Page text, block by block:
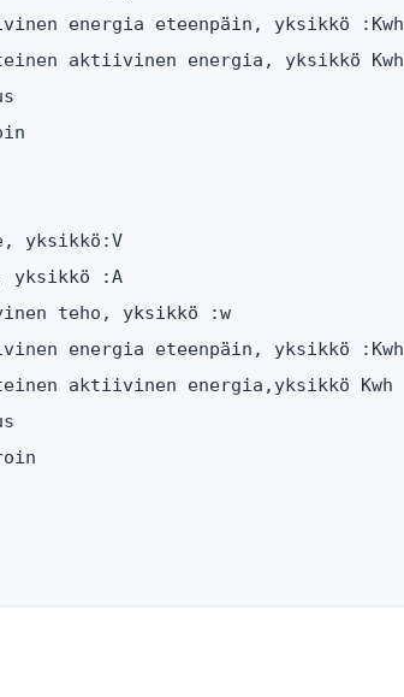
energia eteenpäin, yksikkö :Kwh
aktiivinen energia, yksikkö Kwh
yksikkö:V
yksikkö :A
teho, yksikkö :w
energia eteenpäin, yksikkö :Kwh
aktiivinen energia,yksikkö Kwh